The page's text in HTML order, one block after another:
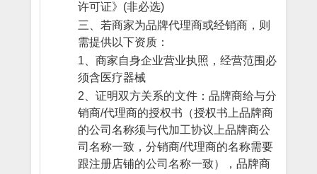
许可证》(非必选)
三、若商家为品牌代理商或经销商，则
需提供以下资质：
1、商家自身企业营业执照，经营范围必
须含医疗器械
2、证明双方关系的文件：品牌商给与分
销商/代理商的授权书（授权书上品牌商
的公司名称须与代加工协议上品牌商公
司名称一致，分销商/代理商的名称需要
跟注册店铺的公司名称一致），品牌商